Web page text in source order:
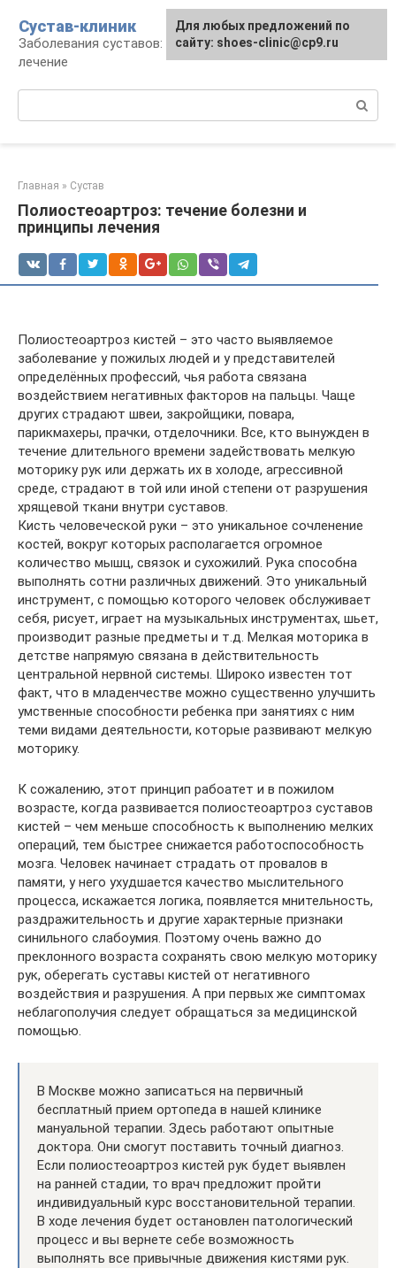
контенту
Сустав-клиник
Заболевания суставов: профилактика и
лечение
Главная » Сустав
Полиостеоартроз: течение болезни и
принципы лечения
Полиостеоартроз кистей – это часто выявляемое
заболевание у пожилых людей и у представителей
определённых профессий, чья работа связана
воздействием негативных факторов на пальцы. Чаще
других страдают швеи, закройщики, повара,
парикмахеры, прачки, отделочники. Все, кто вынужден в
течение длительного времени задействовать мелкую
моторику рук или держать их в холоде, агрессивной
среде, страдают в той или иной степени от разрушения
хрящевой ткани внутри суставов.
Кисть человеческой руки – это уникальное сочленение
костей, вокруг которых располагается огромное
количество мышц, связок и сухожилий. Рука способна
выполнять сотни различных движений. Это уникальный
инструмент, с помощью которого человек обслуживает
себя, рисует, играет на музыкальных инструментах, шьет,
производит разные предметы и т.д. Мелкая моторика в
детстве напрямую связана в действительность
центральной нервной системы. Широко известен тот
факт, что в младенчестве можно существенно улучшить
умственные способности ребенка при занятиях с ним
теми видами деятельности, которые развивают мелкую
моторику.
К сожалению, этот принцип рабоатет и в пожилом
возрасте, когда развивается полиостеоартроз суставов
кистей – чем меньше способность к выполнению мелких
операций, тем быстрее снижается работоспособность
мозга. Человек начинает страдать от провалов в
памяти, у него ухудшается качество мыслительного
процесса, искажается логика, появляется мнительность,
раздражительность и другие характерные признаки
синильного слабоумия. Поэтому очень важно до
преклонного возраста сохранять свою мелкую моторику
рук, оберегать суставы кистей от негативного
воздействия и разрушения. А при первых же симптомах
неблагополучия следует обращаться за медицинской
помощью.
В Москве можно записаться на первичный
бесплатный прием ортопеда в нашей клинике
мануальной терапии. Здесь работают опытные
доктора. Они смогут поставить точный диагноз.
Если полиостеоартроз кистей рук будет выявлен
на ранней стадии, то врач предложит пройти
индивидуальный курс восстановительной терапии.
В ходе лечения будет остановлен патологический
процесс и вы вернете себе возможность
выполнять все привычные движения кистями рук.
Для любых предложений по
сайту: shoes-clinic@cp9.ru